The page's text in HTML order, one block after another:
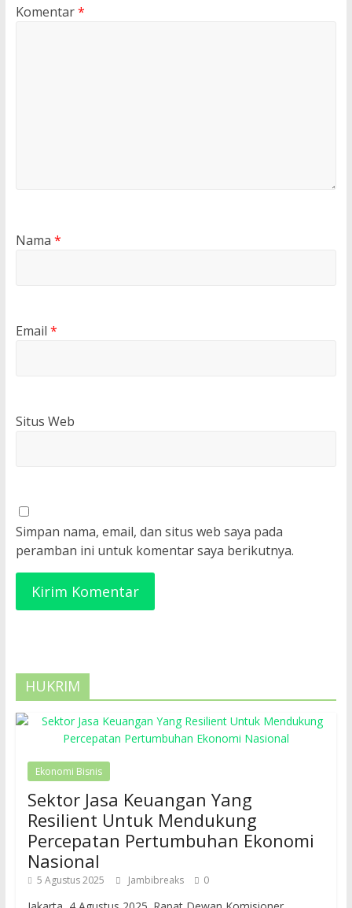
Komentar*
Nama *
Email *
Situs Web
Simpan nama, email, dan situs web saya pada
peramban ini untuk komentar saya berikutnya.
HUKRIM
Ekonomi Bisnis
Sektor Jasa Keuangan Yang
Resilient Untuk Mendukung
Percepatan Pertumbuhan Ekonomi
Nasional
5 Agustus 2025 Jambibreaks 0